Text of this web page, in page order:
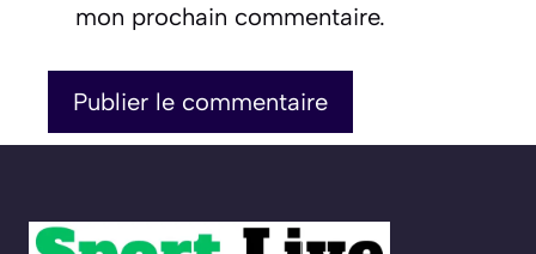
mon prochain commentaire.